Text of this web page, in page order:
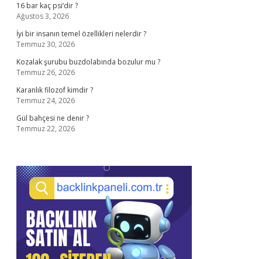
16 bar kaç psi’dir ?
Ağustos 3, 2026
İyi bir insanın temel özellikleri nelerdir ?
Temmuz 30, 2026
Kozalak şurubu buzdolabında bozulur mu ?
Temmuz 26, 2026
Karanlık filozof kimdir ?
Temmuz 24, 2026
Gül bahçesi ne denir ?
Temmuz 22, 2026